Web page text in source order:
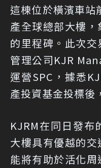
這棟位於橫濱車站
產全球總部大樓
的里程碑。此次
管理公司KJR
運營SPC，據悉
產投資基金投標後
KJRM在同日發布
大樓具有優越的
能將有助於活化